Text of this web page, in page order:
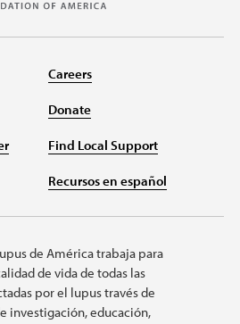
Careers
Donate
Find Local Support
Recursos en español
de América trabaja para
de vida de todas las
por el lupus través de
investigación, educación,